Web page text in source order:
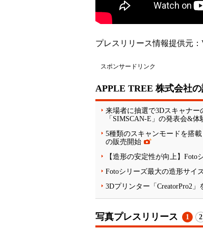
プレスリリース情報提供元：
スポンサードリンク
APPLE TREE 株式会社
来場者に抽選で3Dスキャナー
「SIMSCAN-E」の発表会&
5種類のスキャンモードを搭
の販売開始
【造形の安定性が向上】
Fotoシリーズ最大の造形サイ
3Dプリンター「CreatorPro2
写真プレスリリース 1 2